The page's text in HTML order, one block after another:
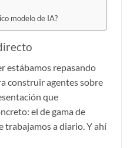
modelo de IA?
estábamos repasando
construir agentes sobre
que
el de gama de
trabajamos a diario. Y ahí